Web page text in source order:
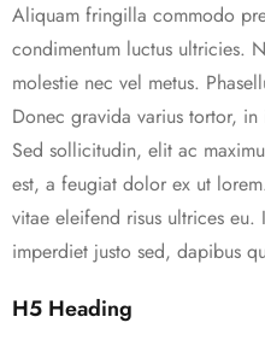
Aliquam fringilla commodo
condimentum luctus ultricies.
molestie nec vel metus.
Donec gravida varius tortor,
Sed sollicitudin, elit ac
est, a feugiat dolor ex ut
vitae eleifend risus ultrices eu.
imperdiet justo sed, dapibus
H5 Heading